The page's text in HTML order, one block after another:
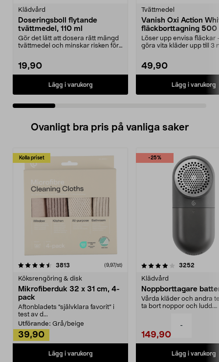
-
Klädvård
Doseringsboll flytande
tvättmedel, 110 ml
Gör det lätt att dosera rätt mängd
tvättmedel och minskar risken för
19,90
Lägg i varukorg
Tvättmedel
Vanish Oxi Action
fläckborttagning 500
pulver
Löser upp envisa fläckar
göra vita kläder upp till 3
49,90
Lägg i varukorg
Ovanligt bra pris på vanliga saker
Kolla priset
3813 (9,97/st)
Köksrengöring & disk
Mikrofiberduk 32 x 31 cm, 4-
pack
Aftonbladets "självklara favorit” i
test av d...
Utförande: Grå/beige
39,90
Lägg i varukorg
-25%
4.0av 5 stjärnor 3252
Klädvård
Noppborttagare
Vårda kläder och andra
ta bort noppor och ludd.
149,90
Lägg i varukorg
4.5av 5 stjärnor